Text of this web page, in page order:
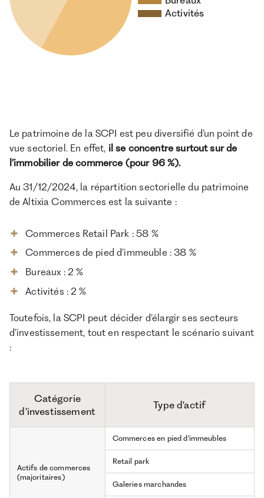
Le patrimoine de la SCPI est peu diversifié d’un point de
vue sectoriel. En effet, il se concentre surtout sur de
l’immobilier de commerce (pour 96 %).
Au 31/12/2024, la répartition sectorielle du patrimoine
de Altixia Commerces est la suivante :
Commerces Retail Park : 58 %
Commerces de pied d’immeuble : 38 %
Bureaux : 2 %
Activités : 2 %
Toutefois, la SCPI peut décider d’élargir ses secteurs
d’investissement, tout en respectant le scénario suivant
:
Catégorie
d'investissement
Type d'actif
Actifs de commerces
(majoritaires)
Commerces en pied d'immeubles
Retail park
Galeries marchandes